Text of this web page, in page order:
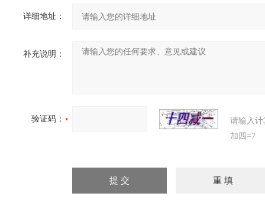
详细地址：
补充说明：
验证码：
请输入
加四=7